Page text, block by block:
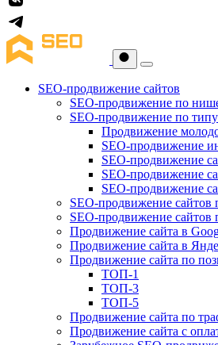
SEO-продвижение сайтов
SEO-продвижение по
SEO-продвижение по типу
Продвижение
SEO-продвижение
SEO-продвижение
SEO-продвижение
SEO-продвижение
SEO-продвижение сайтов
SEO-продвижение сайтов
Продвижение сайта в
Продвижение сайта в
Продвижение сайта по
ТОП-1
ТОП-3
ТОП-5
Продвижение сайта по
Продвижение сайта с